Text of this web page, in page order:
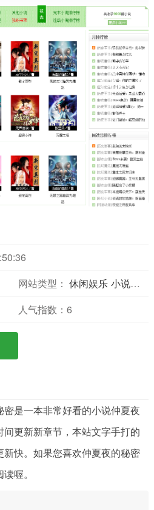
网站类型： 休闲娱乐 小说网站
人气指数： 6
是一本非常好看的小说仲夏夜
更新新章节，本站文字手打的
快。如果您喜欢仲夏夜的秘密
喔。